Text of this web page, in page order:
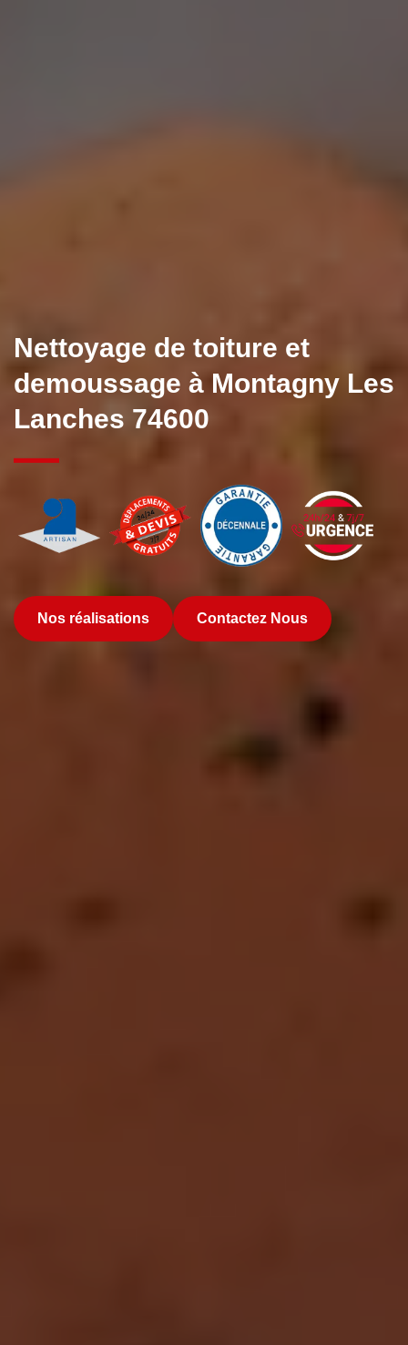
Nettoyage de toiture et
demoussage à Montagny Les
Lanches 74600
Nos réalisations Contactez Nous